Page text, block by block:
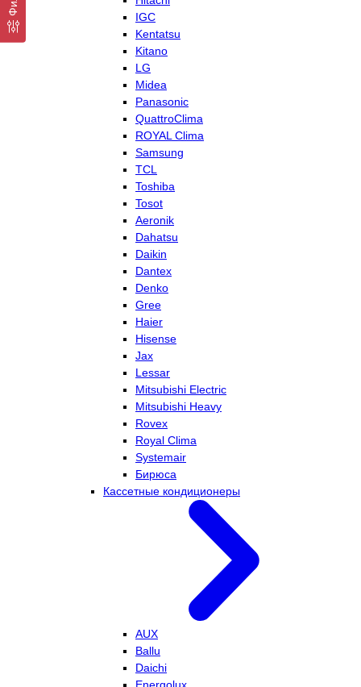
IGC
Kentatsu
Kitano
LG
Midea
Panasonic
QuattroClima
ROYAL Clima
Samsung
TCL
Toshiba
Tosot
Aeronik
Dahatsu
Daikin
Dantex
Denko
Gree
Haier
Hisense
Jax
Lessar
Mitsubishi Electric
Mitsubishi Heavy
Rovex
Royal Clima
Systemair
Бирюса
Кассетные кондиционеры
AUX
Ballu
Daichi